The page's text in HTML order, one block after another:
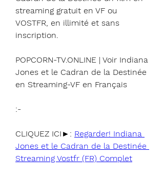
streaming gratuit en VF ou
VOSTFR, en illimité et sans
inscription.
POPCORN-TV.ONLINE | Voir Indiana
Jones et le Cadran de la Destinée
en Streaming-VF en Français
:-
CLIQUEZ ICI►: Regarder! Indiana
Jones et le Cadran de la Destinée
Streaming Vostfr (FR) Complet